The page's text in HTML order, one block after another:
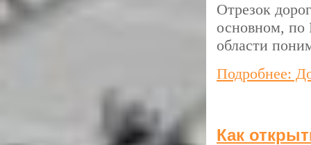
Отрезок
основном, по
области
Подробнее:
Как